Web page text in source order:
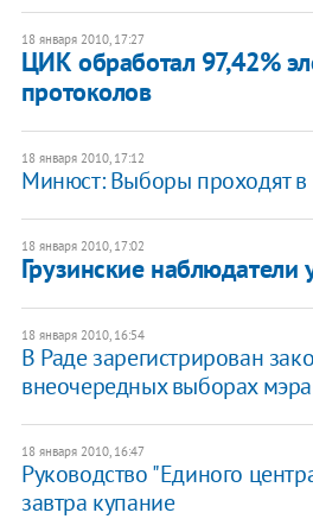
18 января 2010, 17:27
ЦИК обработал 97,42%
протоколов
18 января 2010, 17:12
Минюст: Выборы проходят
18 января 2010, 17:02
Грузинские наблюдатели
18 января 2010, 16:54
В Раде зарегистрирован
внеочередных выборах
18 января 2010, 16:47
Руководство "Единого
завтра купание